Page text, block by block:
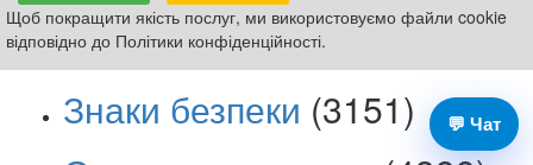
Щоб покращити якість послуг, ми використовуємо файли cookie
відповідно до Політики конфіденційності.
Таблички Вивіски
Знаки безпеки (3151)
💬 Чат